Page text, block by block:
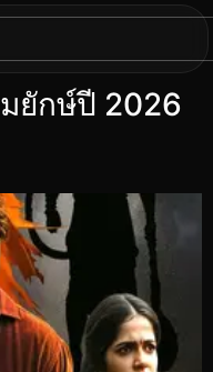
ยักษ์ปี 2026